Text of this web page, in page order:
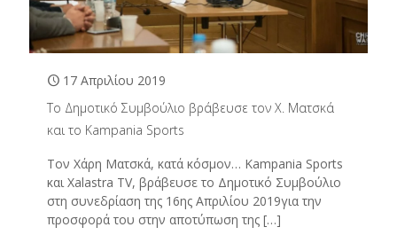
17 Απριλίου 2019
Το Δημοτικό Συμβούλιο βράβευσε τον Χ. Ματσκά
και το Kampania Sports
Τον Χάρη Ματσκά, κατά κόσμον… Kampania Sports
και Xalastra TV, βράβευσε το Δημοτικό Συμβούλιο
στη συνεδρίαση της 16ης Απριλίου 2019για την
προσφορά του στην αποτύπωση της […]